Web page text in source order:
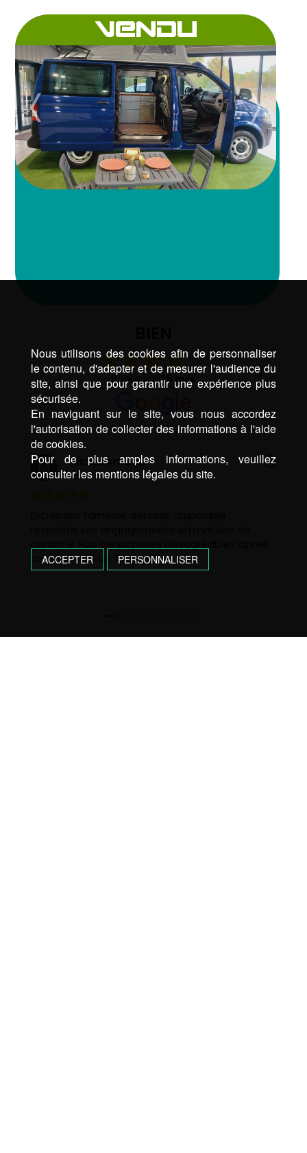
VENDU
Basée sur25 avis
Michel Arnaud
il y a 2 ans
avoir acheté un T4 de 1991.
Nous utilisons des cookies afin de personnaliser
le contenu, d'adapter et de mesurer l'audience du
site, ainsi que pour garantir une expérience plus
sécurisée.
En naviguant sur le site, vous nous accordez
l'autorisation de collecter des informations à l'aide
de cookies.
Pour de plus amples informations, veuillez
consulter les mentions légales du site.
ACCEPTER PERSONNALISER